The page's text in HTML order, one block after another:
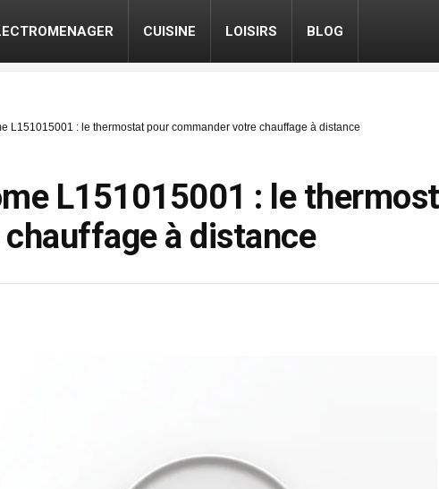
CUISINE LOISIRS BLOG
L151015001 : le thermostat pour commander votre chauffage à distance
L151015001 : le
à distance